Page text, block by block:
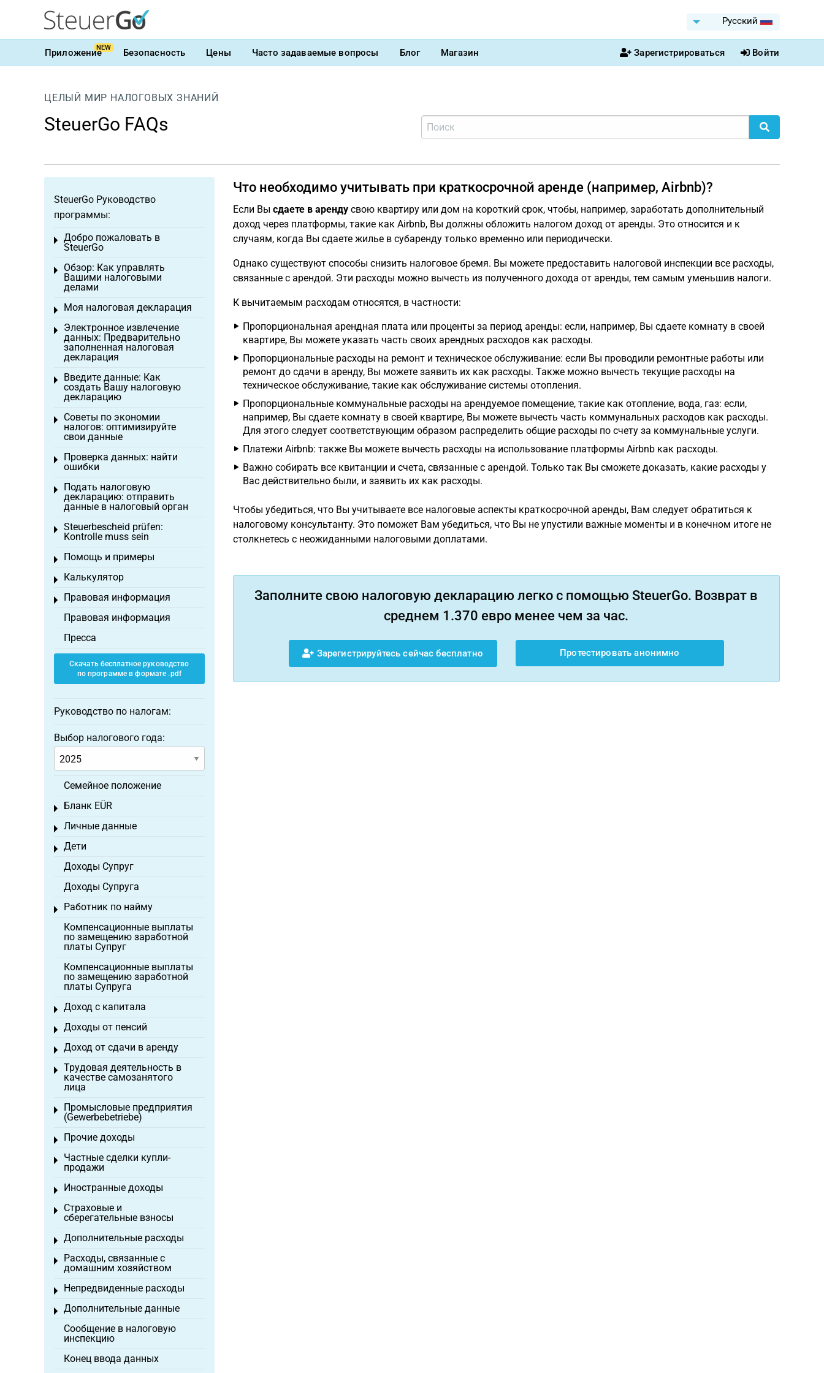
Pусский
ПриложениеNEW Безопасность Цены Часто задаваемые вопросы Блог Магазин Зарегистрироваться Войти
ЦЕЛЫЙ МИР НАЛОГОВЫХ ЗНАНИЙ
SteuerGo FAQs
Что необходимо учитывать при краткосрочной аренде (например, Airbnb)?
Если Вы сдаете в арендусвою квартиру или дом на короткий срок, чтобы, например, заработать дополнительный
доход через платформы, такие как Airbnb, Вы должны обложить налогом доход от аренды. Это относится и к
случаям, когда Вы сдаете жилье в субаренду только временно или периодически.
Однако существуют способы снизить налоговое бремя. Вы можете предоставить налоговой инспекции все расходы,
связанные с арендой. Эти расходы можно вычесть из полученного дохода от аренды, тем самым уменьшив налоги.
К вычитаемым расходам относятся, в частности:
Пропорциональная арендная плата или проценты за период аренды: если, например, Вы сдаете комнату в своей
квартире, Вы можете указать часть своих арендных расходов как расходы.
Пропорциональные расходы на ремонт и техническое обслуживание: если Вы проводили ремонтные работы или
ремонт до сдачи в аренду, Вы можете заявить их как расходы. Также можно вычесть текущие расходы на
техническое обслуживание, такие как обслуживание системы отопления.
Пропорциональные коммунальные расходы на арендуемое помещение, такие как отопление, вода, газ: если,
например, Вы сдаете комнату в своей квартире, Вы можете вычесть часть коммунальных расходов как расходы.
Для этого следует соответствующим образом распределить общие расходы по счету за коммунальные услуги.
Платежи Airbnb: также Вы можете вычесть расходы на использование платформы Airbnb как расходы.
Важно собирать все квитанции и счета, связанные с арендой. Только так Вы сможете доказать, какие расходы у
Вас действительно были, и заявить их как расходы.
Чтобы убедиться, что Вы учитываете все налоговые аспекты краткосрочной аренды, Вам следует обратиться к
налоговому консультанту. Это поможет Вам убедиться, что Вы не упустили важные моменты и в конечном итоге не
столкнетесь с неожиданными налоговыми доплатами.
Заполните свою налоговую декларацию легко с помощью SteuerGo. Возврат в
среднем 1.370 евро менее чем за час.
Зарегистрируйтесь сейчас бесплатно Протестировать анонимно
SteuerGo Руководство
программы:
Добро пожаловать в
SteuerGo
Toggle menu
Обзор: Как управлять
Вашими налоговыми
делами
Toggle menu
Моя налоговая декларация
Toggle menu
Электронное извлечение
данных: Предварительно
заполненная налоговая
декларация
Toggle menu
Введите данные: Как
создать Вашу налоговую
декларацию
Toggle menu
Советы по экономии
налогов: оптимизируйте
свои данные
Toggle menu
Проверка данных: найти
ошибки
Toggle menu
Подать налоговую
декларацию: отправить
данные в налоговый орган
Toggle menu
Steuerbescheid prüfen:
Kontrolle muss sein
Toggle menu
Помощь и примеры
Toggle menu
Калькулятор
Toggle menu
Правовая информация
Toggle menu
Правовая информация
Пресса
Скачать бесплатное руководство
по программе в формате .pdf
Руководство по налогам:
Выбор налогового года:
Семейное положение
Бланк EÜR
Toggle menu
Личные данные
Toggle menu
Дети
Toggle menu
Доходы Супруг
Доходы Супруга
Работник по найму
Toggle menu
Компенсационные выплаты
по замещению заработной
платы Супруг
Компенсационные выплаты
по замещению заработной
платы Супруга
Доход с капитала
Toggle menu
Доходы от пенсий
Toggle menu
Доход от сдачи в аренду
Toggle menu
Трудовая деятельность в
качестве самозанятого
лица
Toggle menu
Промысловые предприятия
(Gewerbebetriebe)
Toggle menu
Прочие доходы
Toggle menu
Частные сделки купли-
продажи
Toggle menu
Иностранные доходы
Toggle menu
Страховые и
сберегательные взносы
Toggle menu
Дополнительные расходы
Toggle menu
Расходы, связанные с
домашним хозяйством
Toggle menu
Непредвиденные расходы
Toggle menu
Дополнительные данные
Toggle menu
Сообщение в налоговую
инспекцию
Конец ввода данных